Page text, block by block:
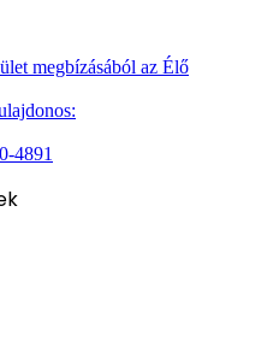
megbízásából az Élő
4891